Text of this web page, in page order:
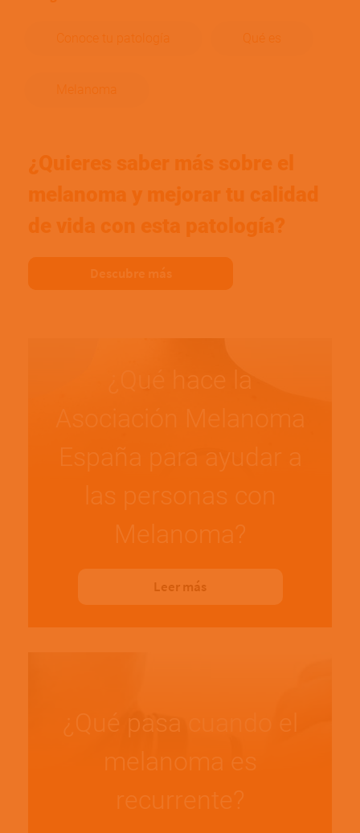
Conoce tu patología Qué es
Melanoma
¿Quieres saber más sobre el
melanoma y mejorar tu calidad
de vida con esta patología?
Descubre más
¿Qué hace la
España para ayudar a
las personas con
Melanoma?
Leer más
¿Qué pasa cuando el
melanoma es
recurrente?